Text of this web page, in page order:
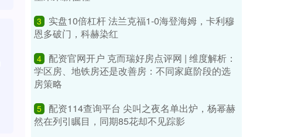
3
实盘10倍杠杆 法兰克福1-0海登海姆，卡利穆
恩多破门，科赫染红
4
配资官网开户 克而瑞好房点评网 | 维度解析：
学区房、地铁房还是改善房：不同家庭阶段的选
房策略
5
配资114查询平台 尖叫之夜名单出炉，杨幂赫
然在列引瞩目，同期85花却不见踪影